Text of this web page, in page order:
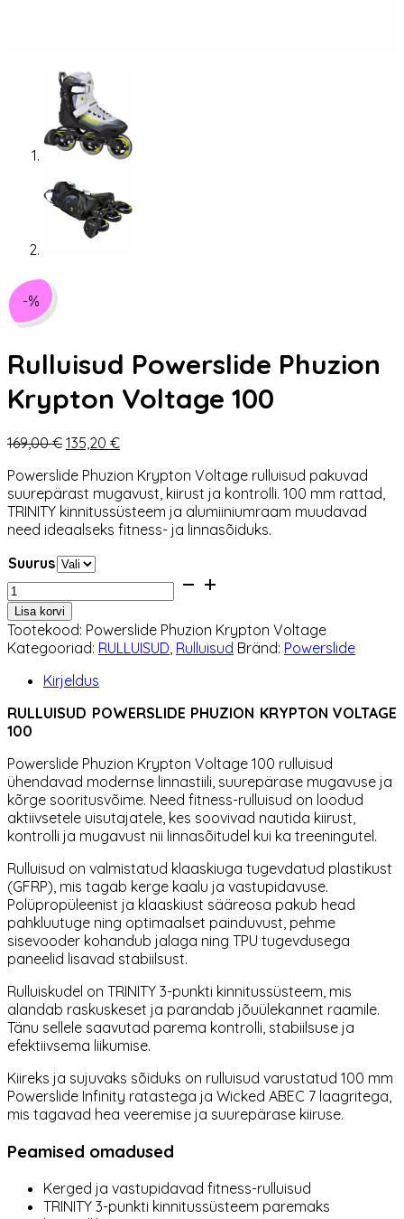
-%
Rulluisud Powerslide Phuzion
Krypton Voltage 100
169,00€ Algne
oli:
169,00 €.
135,20 €Praegune
on:
135,20 €.
Powerslide Phuzion Krypton Voltage rulluisud pakuvad
suurepärast mugavust, kiirust ja kontrolli. 100 mm rattad,
TRINITY kinnitussüsteem ja alumiiniumraam muudavad
need ideaalseks fitness- ja linnasõiduks.
Suurus
Rulluisud
Powerslide
Phuzion
Krypton
Voltage
kogus
Lisa korvi
Tootekood: Powerslide Phuzion Krypton Voltage
Kategooriad: RULLUISUD, Rulluisud Bränd: Powerslide
Kirjeldus
RULLUISUD POWERSLIDE PHUZION KRYPTON VOLTAGE
100
Powerslide Phuzion Krypton Voltage 100 rulluisud
ühendavad modernse linnastiili, suurepärase mugavuse ja
kõrge sooritusvõime. Need fitness-rulluisud on loodud
aktiivsetele uisutajatele, kes soovivad nautida kiirust,
kontrolli ja mugavust nii linnasõitudel kui ka treeningutel.
Rulluisud on valmistatud klaaskiuga tugevdatud plastikust
(GFRP), mis tagab kerge kaalu ja vastupidavuse.
Polüpropüleenist ja klaaskiust sääreosa pakub head
pahkluutuge ning optimaalset painduvust, pehme
sisevooder kohandub jalaga ning TPU tugevdusega
paneelid lisavad stabiilsust.
Rulluiskudel on TRINITY 3-punkti kinnitus­süsteem, mis
alandab raskuskeset ja parandab jõuülekannet raamile.
Tänu sellele saavutad parema kontrolli, stabiilsuse ja
efektiivsema liikumise.
Kiireks ja sujuvaks sõiduks on rulluisud varustatud 100 mm
Powerslide Infinity ratastega ja Wicked ABEC 7 laagritega,
mis tagavad hea veeremise ja suurepärase kiiruse.
Peamised omadused
Kerged ja vastupidavad fitness-rulluisud
TRINITY 3-punkti kinnitussüsteem paremaks